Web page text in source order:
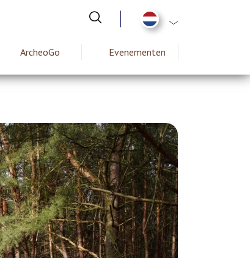
Aanvullende
ArcheoGo Evenementen